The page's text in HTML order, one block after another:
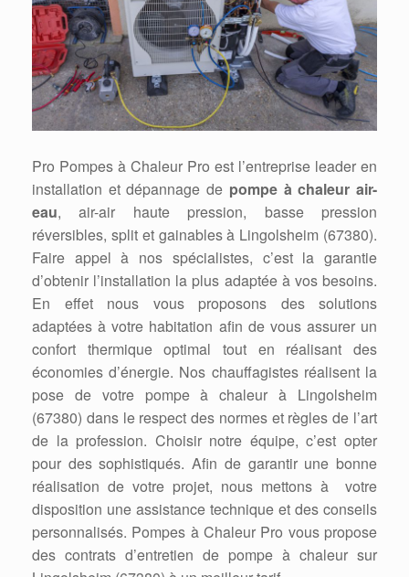
Pro Pompes à Chaleur Pro est l’entreprise leader en
installation et dépannage de pompe à chaleur air-
eau, air-air haute pression, basse pression
réversibles, split et gainables à Lingolsheim (67380).
Faire appel à nos spécialistes, c’est la garantie
d’obtenir l’installation la plus adaptée à vos besoins.
En effet nous vous proposons des solutions
adaptées à votre habitation afin de vous assurer un
confort thermique optimal tout en réalisant des
économies d’énergie. Nos chauffagistes réalisent la
pose de votre pompe à chaleur à Lingolsheim
(67380) dans le respect des normes et règles de l’art
de la profession. Choisir notre équipe, c’est opter
pour des sophistiqués. Afin de garantir une bonne
réalisation de votre projet, nous mettons à votre
disposition une assistance technique et des conseils
personnalisés. Pompes à Chaleur Pro vous propose
des contrats d’entretien de pompe à chaleur sur